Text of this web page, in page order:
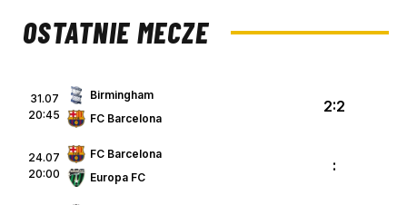
OSTATNIE MECZE
31.07
20:45
Birmingham
FC Barcelona
2:2
24.07
20:00
FC Barcelona
Europa FC
: